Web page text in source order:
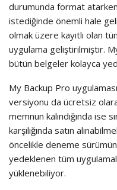
durumunda format
istediğinde önemli hale
olmak üzere kayıtlı olan
uygulama geliştirilmiştir.
bütün belgeler kolayca
My Backup Pro
versiyonu da ücretsiz
memnun kalındığında ise
karşılığında satın
öncelikle deneme
yedeklenen tüm
yüklenebiliyor.